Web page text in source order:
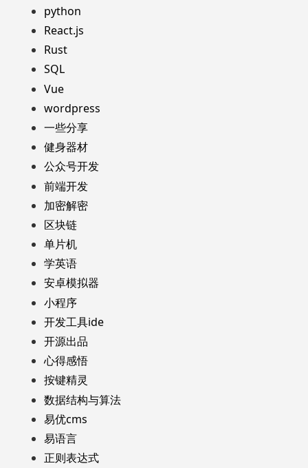
python
React.js
Rust
SQL
Vue
wordpress
一些分享
健身器材
公众号开发
前端开发
加密解密
区块链
单片机
学英语
安卓模拟器
小程序
开发工具ide
开源出品
心得感悟
按键精灵
数据结构与算法
易优cms
易语言
正则表达式